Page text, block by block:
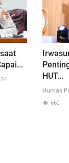
HUT...
Humas
660